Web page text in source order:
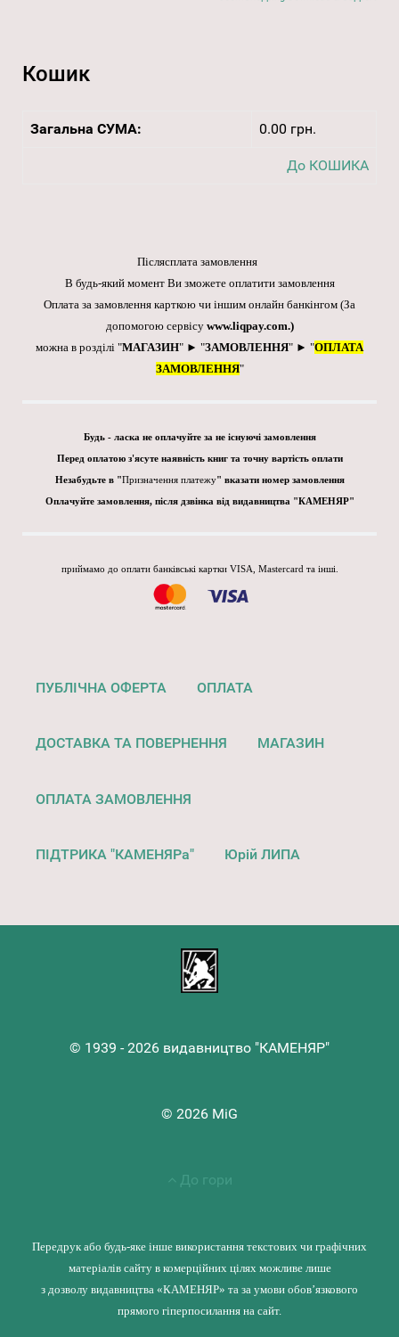
Кошик
Загальна СУМА: 0.00 грн.
До КОШИКА
Післясплата замовлення
В будь-який момент Ви зможете оплатити замовлення
Оплата за замовлення карткою чи іншим онлайн банкінгом (За
допомогою сервісу www.liqpay.com.)
можна в розділі "МАГАЗИН" ► "ЗАМОВЛЕННЯ" ► "ОПЛАТА
ЗАМОВЛЕННЯ"
Будь - ласка не оплачуйте за не існуючі замовлення
Перед оплатою з'ясуте наявність книг та точну вартість оплати
Незабудьте в "Призначення платежу" вказати номер замовлення
Оплачуйте замовлення, після дзвінка від видавництва "КАМЕНЯР"
приймамо до оплати банківські картки VISA, Mastercard та інші.
ПУБЛІЧНА ОФЕРТА ОПЛАТА
ДОСТАВКА ТА ПОВЕРНЕННЯ МАГАЗИН
ОПЛАТА ЗАМОВЛЕННЯ
ПІДТРИКА "КАМЕНЯРа" Юрій ЛИПА
© 1939 - 2026 видавництво "КАМЕНЯР"
© 2026 MiG
До гори
Передрук або будь-яке інше використання текстових чи графічних
матеріалів сайту в комерційних цілях можливе лише
з дозволу видавництва «КАМЕНЯР» та за умови обов’язкового
прямого гіперпосилання на сайт.